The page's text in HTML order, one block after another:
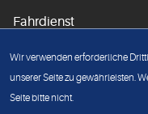
Fahrdienst
Unsere Grundsätze
Wir verwenden erforderliche
unserer Seite zu gewährleisten.
Seite bitte nicht.